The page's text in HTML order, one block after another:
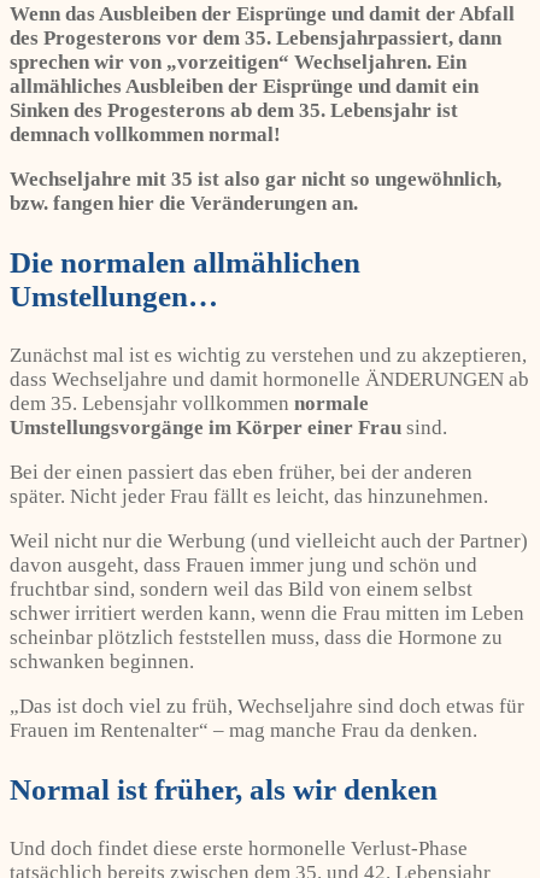
Wenn das Ausbleiben der Eisprünge und damit der Abfall
des Progesterons vor dem 35. Lebensjahrpassiert, dann
sprechen wir von „vorzeitigen“ Wechseljahren. Ein
allmähliches Ausbleiben der Eisprünge und damit ein
Sinken des Progesterons ab dem 35. Lebensjahr ist
demnach vollkommen normal!
Wechseljahre mit 35 ist also gar nicht so ungewöhnlich,
bzw. fangen hier die Veränderungen an.
Die normalen allmählichen
Umstellungen…
Zunächst mal ist es wichtig zu verstehen und zu akzeptieren,
dass Wechseljahre und damit hormonelle ÄNDERUNGEN ab
dem 35. Lebensjahr vollkommen normale
Umstellungsvorgänge im Körper einer Frau sind.
Bei der einen passiert das eben früher, bei der anderen
später. Nicht jeder Frau fällt es leicht, das hinzunehmen.
Weil nicht nur die Werbung (und vielleicht auch der Partner)
davon ausgeht, dass Frauen immer jung und schön und
fruchtbar sind, sondern weil das Bild von einem selbst
schwer irritiert werden kann, wenn die Frau mitten im Leben
scheinbar plötzlich feststellen muss, dass die Hormone zu
schwanken beginnen.
„Das ist doch viel zu früh, Wechseljahre sind doch etwas für
Frauen im Rentenalter“ – mag manche Frau da denken.
Normal ist früher, als wir denken
Und doch findet diese erste hormonelle Verlust-Phase
tatsächlich bereits zwischen dem 35. und 42. Lebensjahr